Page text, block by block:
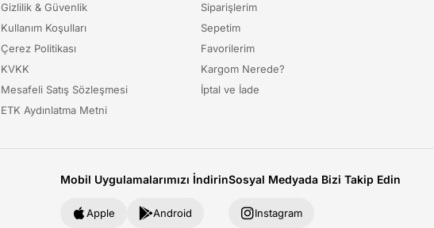
Gizlilik & Güvenlik
Kullanım Koşulları
Çerez Politikası
KVKK
Mesafeli Satış Sözleşmesi
ETK Aydınlatma Metni
Siparişlerim
Sepetim
Favorilerim
Kargom Nerede?
İptal ve İade
Mobil Uygulamalarımızı İndirin
Apple Android
Sosyal Medyada Bizi Takip Edin
Instagram